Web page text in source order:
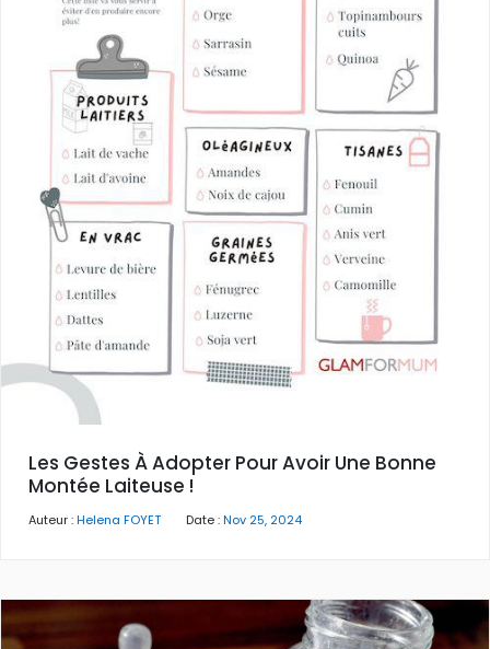
Les Gestes À Adopter Pour Avoir Une Bonne
Montée Laiteuse !
Auteur :Helena FOYET Date :Nov 25, 2024